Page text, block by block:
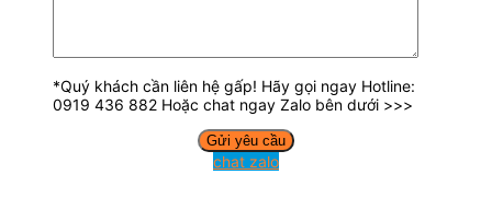
*Quý khách cần liên hệ gấp! Hãy gọi ngay Hotline:
0919 436 882 Hoặc chat ngay Zalo bên dưới >>>
chat zalo